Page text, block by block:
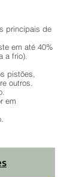
principais de
em até 40%
a frio).
pistões,
outros.
em